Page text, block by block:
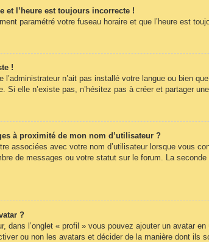
et l’heure est toujours incorrecte !
paramétré votre fuseau horaire et que l’heure est
!
l’administrateur n’ait pas installé votre langue ou bien
Si elle n’existe pas, n’hésitez pas à créer et partager
à proximité de mon nom d’utilisateur ?
associées avec votre nom d’utilisateur lorsque vous
de messages ou votre statut sur le forum. La
?
dans l’onglet « profil » vous pouvez ajouter un avatar
ou non les avatars et décider de la manière dont